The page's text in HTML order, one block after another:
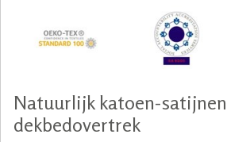
Natuurlijk katoen-satijnen
dekbedovertrek